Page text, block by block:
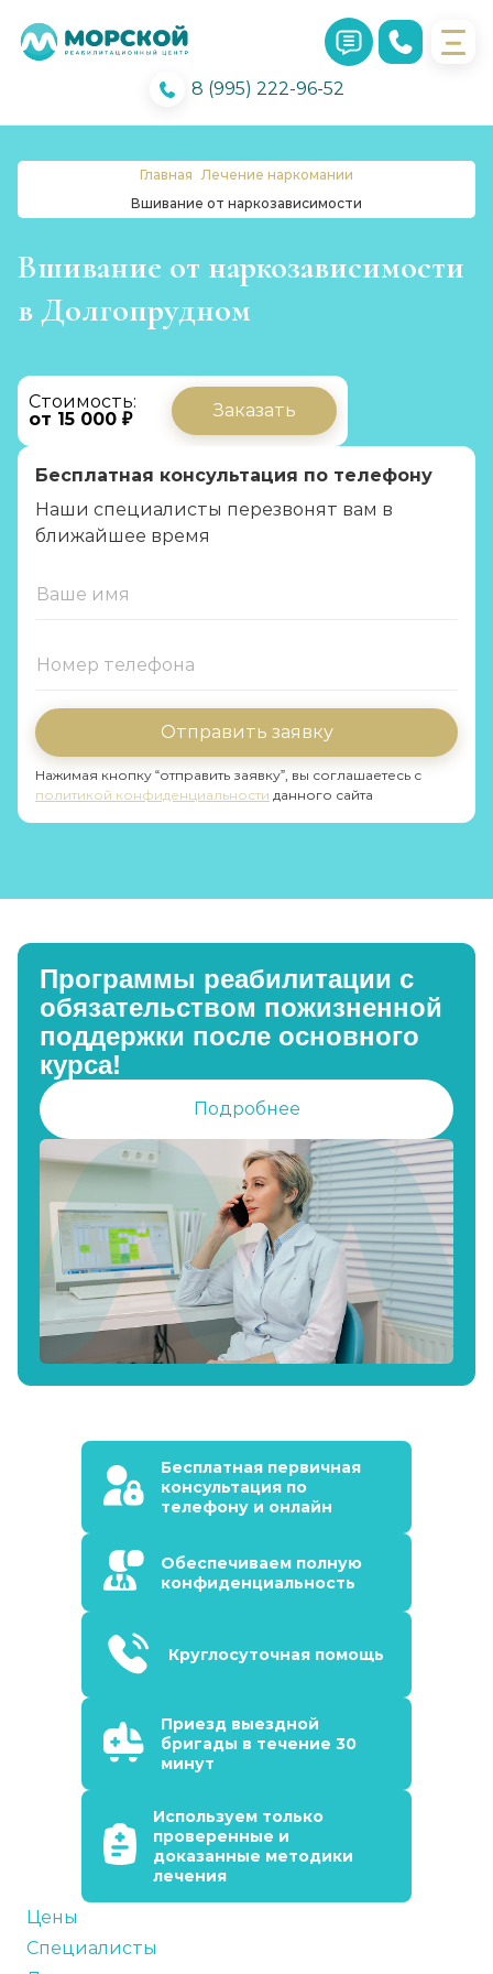
8 (995) 222-96-52
Главная Лечение наркомании
Вшивание от наркозависимости
Вшивание от наркозависимости
в Долгопрудном
Стоимость:
от 15 000 ₽
Заказать
Бесплатная консультация по телефону
Наши специалисты перезвонят вам в
ближайшее время
Отправить заявку
Нажимая кнопку “отправить заявку”, вы соглашаетесь с
политикой конфиденциальности данного сайта
Программы реабилитации с
обязательством пожизненной
поддержки после основного
курса!
Подробнее
Бесплатная первичная
консультация по
телефону и онлайн
Обеспечиваем полную
конфиденциальность
Круглосуточная помощь
Приезд выездной
бригады в течение 30
минут
Используем только
проверенные и
доказанные методики
лечения
Цены
Специалисты